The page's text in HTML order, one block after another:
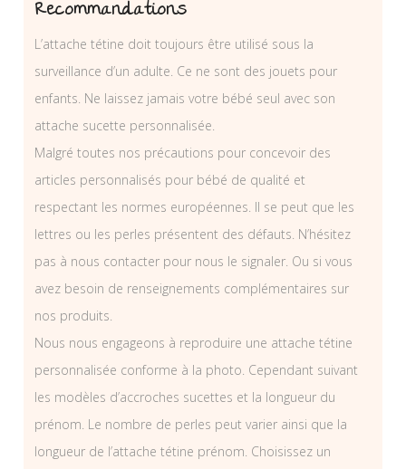
Recommandations
L’attache tétine doit toujours être utilisé sous la
surveillance d’un adulte. Ce ne sont des jouets pour
enfants. Ne laissez jamais votre bébé seul avec son
attache sucette personnalisée.
Malgré toutes nos précautions pour concevoir des
articles personnalisés pour bébé de qualité et
respectant les normes européennes. Il se peut que les
lettres ou les perles présentent des défauts. N’hésitez
pas à nous contacter pour nous le signaler. Ou si vous
avez besoin de renseignements complémentaires sur
nos produits.
Nous nous engageons à reproduire une attache tétine
personnalisée conforme à la photo. Cependant suivant
les modèles d’accroches sucettes et la longueur du
prénom. Le nombre de perles peut varier ainsi que la
longueur de l’attache tétine prénom. Choisissez un